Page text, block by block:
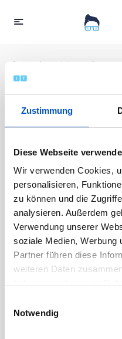
Zustimmung
Diese Webseite
Wir verwenden Cookies,
personalisieren,
zu können und die
analysieren. Außerdem
Verwendung unserer
soziale Medien, Werbung
Partner führen diese
weiteren Daten
Notwendig
Startseite Jobs
Labor«
Hardware
Vollzeit
Veröffentlicht vor 1 Jahr
70000 - 120000 EUR /
Die Bewerbungen sind
Dieses